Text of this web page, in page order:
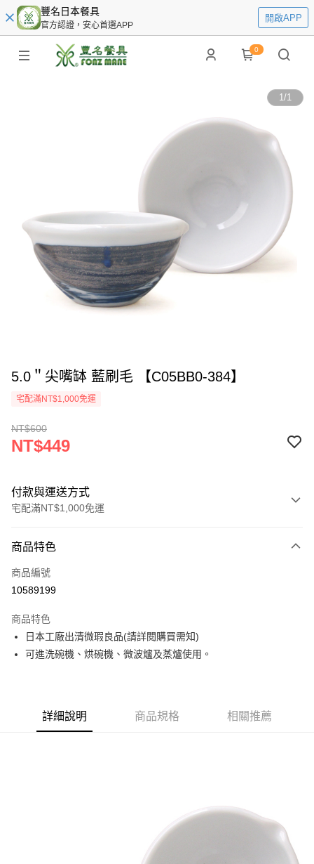
豐名日本餐具
官方認證，安心首選APP
開啟APP
0
1/1
5.0＂尖嘴缽 藍刷毛 【C05BB0-384】
宅配滿NT$1,000免運
NT$600
NT$449
付款與運送方式
宅配滿NT$1,000免運
信用卡一次付款
LINE Pay
運送方式
黑貓外島宅配
每筆NT$360
商品特色
商品編號
10589199
商品特色
日本工廠出清微瑕良品(請詳閱購買需知)
可進洗碗機、烘碗機、微波爐及蒸爐使用。
詳細說明 商品規格 相關推薦